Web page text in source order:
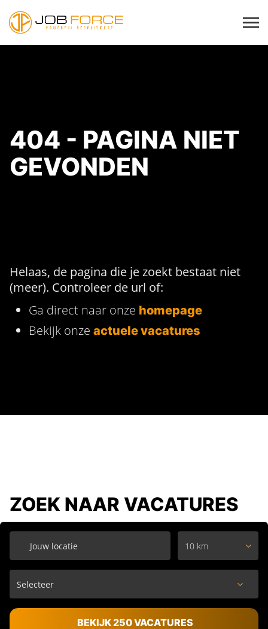
404 - PAGINA NIET
GEVONDEN
Helaas, de pagina die je zoekt bestaat niet
(meer). Controleer de url of:
Ga direct naar onze homepage
Bekijk onze actuele vacatures
ZOEK NAAR VACATURES
10 km
BEKIJK 250 VACATURES